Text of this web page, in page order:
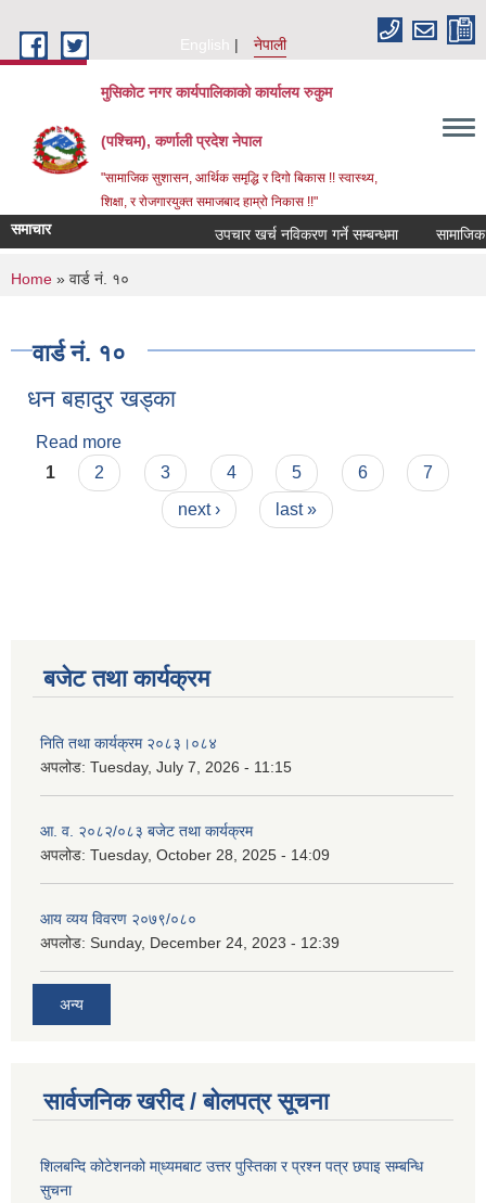
English
नेपाली
मुसिकोट नगर कार्यपालिकाको कार्यालय रुकुम
(पश्चिम), कर्णाली प्रदेश नेपाल
"सामाजिक सुशासन, आर्थिक समृद्धि र दिगो बिकास !! स्वास्थ्य,
शिक्षा, र रोजगारयुक्त समाजबाद हाम्रो निकास !!"
समाचार उपचार खर्च नविकरण गर्ने सम्बन्धमा
You are here
Home » वार्ड नं. १०
वार्ड नं. १०
धन बहादुर खड्का
Read more
Pages
1 2 3 4 5 6
7
next ›
last »
बजेट तथा कार्यक्रम
निति तथा कार्यक्रम २०८३।०८४
अपलोड: Tuesday, July 7, 2026 - 11:15
आ. व. २०८२/०८३ बजेट तथा कार्यक्रम
अपलोड: Tuesday, October 28, 2025 - 14:09
आय व्यय विवरण २०७९/०८०
अपलोड: Sunday, December 24, 2023 - 12:39
अन्य
सार्वजनिक खरीद / बोलपत्र सूचना
शिलबन्दि कोटेशनको मा्ध्यमबाट उत्तर पुस्तिका र प्रश्न पत्र छपाइ सम्बन्धि
सुचना